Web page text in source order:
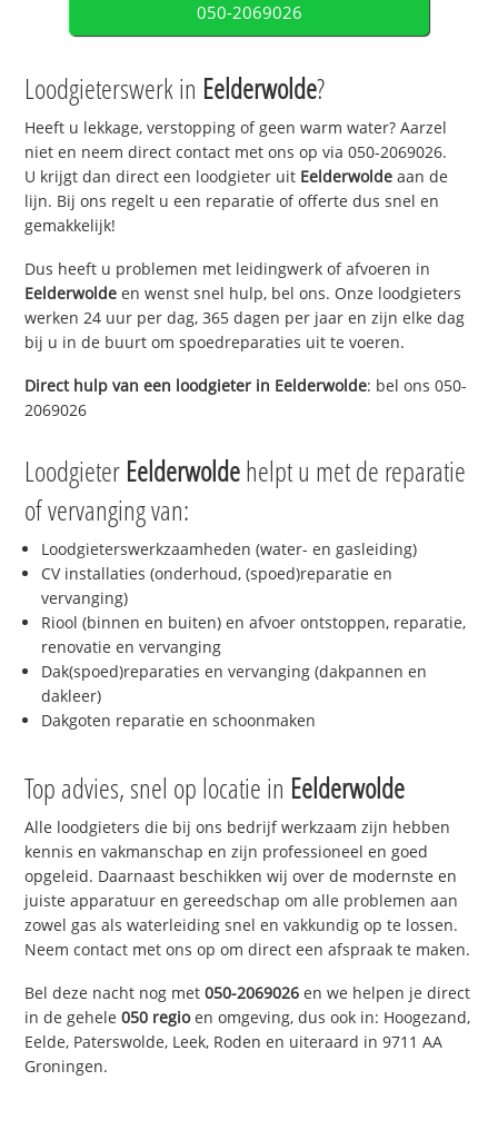
050-2069026
Loodgieterswerk in Eelderwolde?
Heeft u lekkage, verstopping of geen warm water? Aarzel
niet en neem direct contact met ons op via 050-2069026.
U krijgt dan direct een loodgieter uit Eelderwolde aan de
lijn. Bij ons regelt u een reparatie of offerte dus snel en
gemakkelijk!
Dus heeft u problemen met leidingwerk of afvoeren in
Eelderwolde en wenst snel hulp, bel ons. Onze loodgieters
werken 24 uur per dag, 365 dagen per jaar en zijn elke dag
bij u in de buurt om spoedreparaties uit te voeren.
Direct hulp van een loodgieter in Eelderwolde: bel ons 050-
2069026
Loodgieter Eelderwoldehelpt u met de reparatie
of vervanging van:
Loodgieterswerkzaamheden (water- en gasleiding)
CV installaties (onderhoud, (spoed)reparatie en
vervanging)
Riool (binnen en buiten) en afvoer ontstoppen, reparatie,
renovatie en vervanging
Dak(spoed)reparaties en vervanging (dakpannen en
dakleer)
Dakgoten reparatie en schoonmaken
Top advies, snel op locatie in Eelderwolde
Alle loodgieters die bij ons bedrijf werkzaam zijn hebben
kennis en vakmanschap en zijn professioneel en goed
opgeleid. Daarnaast beschikken wij over de modernste en
juiste apparatuur en gereedschap om alle problemen aan
zowel gas als waterleiding snel en vakkundig op te lossen.
Neem contact met ons op om direct een afspraak te maken.
Bel deze nacht nog met050-2069026 en we helpen je direct
in de gehele050 regioen omgeving, dus ook in: Hoogezand,
Eelde, Paterswolde, Leek, Roden en uiteraard in 9711 AA
Groningen.